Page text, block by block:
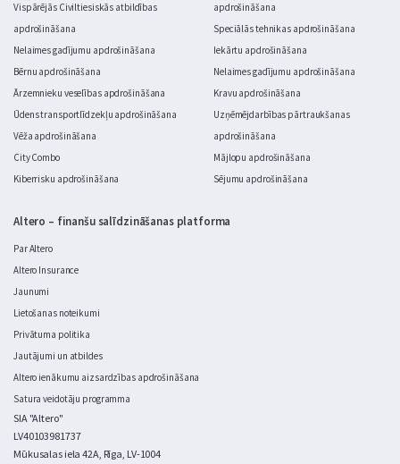
Vispārējās Civiltiesiskās atbildības
apdrošināšana
Nelaimes gadījumu apdrošināšana
Bērnu apdrošināšana
Ārzemnieku veselības apdrošināšana
Ūdens transportlīdzekļu apdrošināšana
Vēža apdrošināšana
City Combo
Kiberrisku apdrošināšana
apdrošināšana
Speciālās tehnikas apdrošināšana
Iekārtu apdrošināšana
Nelaimes gadījumu apdrošināšana
Kravu apdrošināšana
Uzņēmējdarbības pārtraukšanas
apdrošināšana
Mājlopu apdrošināšana
Sējumu apdrošināšana
Altero – finanšu salīdzināšanas platforma
Par Altero
Altero Insurance
Jaunumi
Lietošanas noteikumi
Privātuma politika
Jautājumi un atbildes
Altero ienākumu aizsardzības apdrošināšana
Satura veidotāju programma
SIA "Altero"
LV40103981737
Mūkusalas iela 42A, Rīga, LV-1004